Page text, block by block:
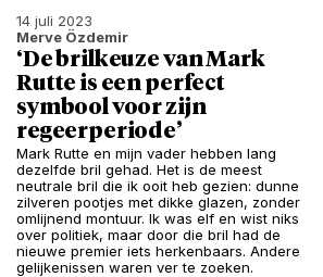
14 juli 2023
Merve Özdemir
‘De brilkeuze van Mark
Rutte is een perfect
symbool voor zijn
regeerperiode’
Mark Rutte en mijn vader hebben lang
dezelfde bril gehad. Het is de meest
neutrale bril die ik ooit heb gezien: dunne
zilveren pootjes met dikke glazen, zonder
omlijnend montuur. Ik was elf en wist niks
over politiek, maar door die bril had de
nieuwe premier iets herkenbaars. Andere
gelijkenissen waren ver te zoeken.